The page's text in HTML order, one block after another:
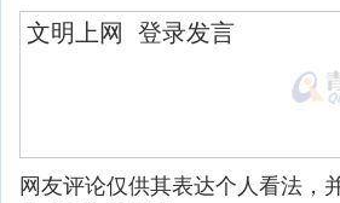
网友评论仅供其表达个人看法，